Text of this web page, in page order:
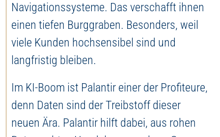
Navigationssysteme. Das verschafft ihnen
einen tiefen Burggraben. Besonders, weil
viele Kunden hochsensibel sind und
langfristig bleiben.
Im KI-Boom ist Palantir einer der Profiteure,
denn Daten sind der Treibstoff dieser
neuen Ära. Palantir hilft dabei, aus rohen